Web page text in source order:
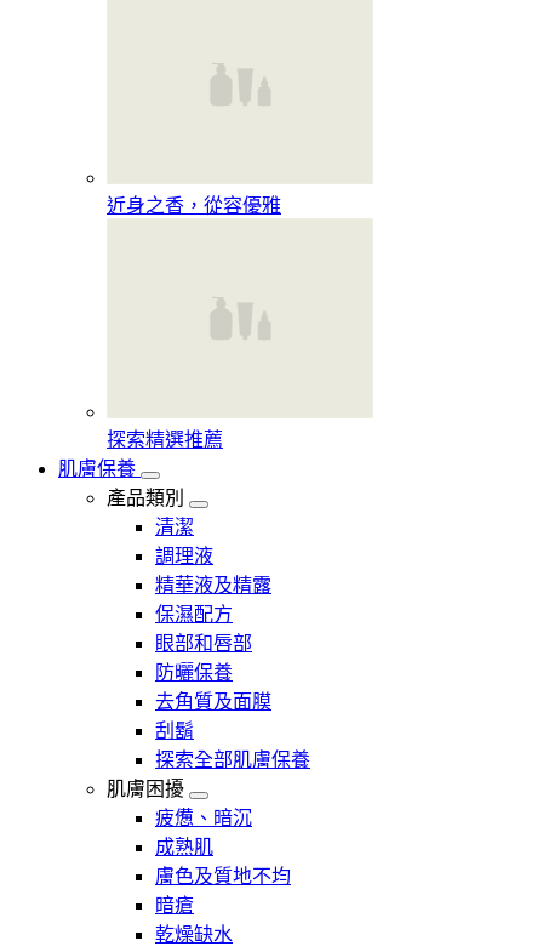
近身之香，從容優雅
探索精選推薦
肌膚保養
產品類別
清潔
調理液
精華液及精露
保濕配方
眼部和唇部
防曬保養
去角質及面膜
刮鬍
探索全部肌膚保養
肌膚困擾
疲憊、暗沉
成熟肌
膚色及質地不均
暗瘡​
乾燥缺水